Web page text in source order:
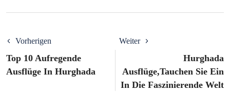
Vorherigen
Top 10 Aufregende
Ausflüge In Hurghada
Weiter
Hurghada
Ausflüge,Tauchen Sie Ein
In Die Faszinierende Welt